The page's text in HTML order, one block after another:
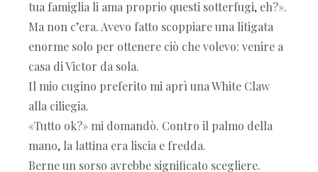
tua famiglia li ama proprio questi sotterfugi, eh?».
Ma non c’era. Avevo fatto scoppiare una litigata
enorme solo per ottenere ciò che volevo: venire a
casa di Victor da sola.
Il mio cugino preferito mi aprì una White Claw
alla ciliegia.
«Tutto ok?» mi domandò. Contro il palmo della
mano, la lattina era liscia e fredda.
Berne un sorso avrebbe significato scegliere.